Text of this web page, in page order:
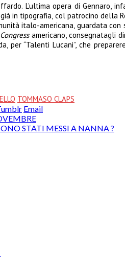
L’ultima opera di Gennaro,
in tipografia, col patrocino della
italo-americana, guardata
Congressamericano, consegnatagli
per “Talenti Lucani”, che
TOMMASO CLAPS
Email
STATI MESSI A NANNA ?